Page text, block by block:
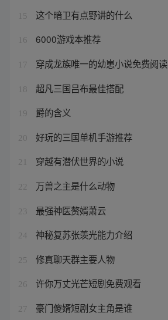
15 这个暗卫有点野讲的什么
16 6000游戏本推荐
17 穿成龙族唯一的幼崽小说免费阅读
18 超凡三国吕布最佳搭配
19 爵的含义
20 好玩的三国单机手游推荐
21 穿越有潜伏世界的小说
22 万兽之主是什么动物
23 最强神医赘婿萧云
24 神秘复苏张羡光能力介绍
25 修真聊天群主要人物
26 许你万丈光芒短剧免费观看
27 豪门傻婿短剧女主角是谁